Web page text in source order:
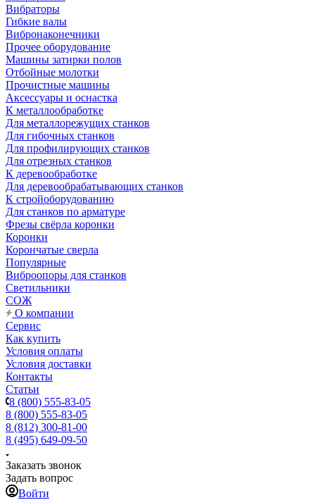
Вибраторы
Гибкие валы
Вибронаконечники
Прочее оборудование
Машины затирки полов
Отбойные молотки
Прочистные машины
Аксeccyapы и оснастка
К металлообработке
Для металлорежущих станков
Для гибочных станков
Для профилирующих станков
Для отрезных станков
К деревообработке
Для деревообрабатывающих станков
К стройоборудованию
Для станков по арматуре
Фрезы свёрла коронки
Коронки
Корончатые сверла
Популярные
Виброопоры для станков
Светильники
СОЖ
О компании
Сервис
Как купить
Условия оплаты
Условия доставки
Контакты
Статьи
8 (800) 555-83-05
8 (800) 555-83-05
8 (812) 300-81-00
8 (495) 649-09-50
Заказать звонок
Задать вопрос
Войти